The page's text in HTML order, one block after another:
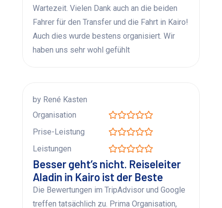
Wartezeit. Vielen Dank auch an die beiden
Fahrer für den Transfer und die Fahrt in Kairo!
Auch dies wurde bestens organisiert. Wir
haben uns sehr wohl gefühlt
by René Kasten
Organisation
Prise-Leistung
Leistungen
Besser geht’s nicht. Reiseleiter
Aladin in Kairo ist der Beste
Die Bewertungen im TripAdvisor und Google
treffen tatsächlich zu. Prima Organisation,